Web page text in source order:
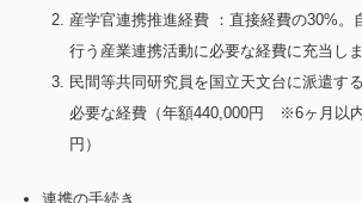
産学官連携推進経費 ：直接経費の30%。
行う産業連携活動に必要な経費に充当しま
民間等共同研究員を国立天文台に派遣す
必要な経費（年額440,000円 ※6ヶ月以
円）
連携の手続き